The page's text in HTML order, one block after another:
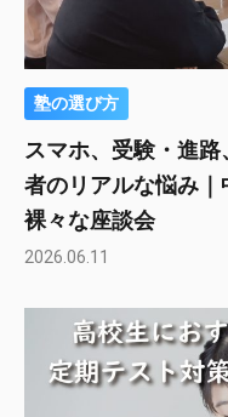
塾の選び方
スマホ、受験・進
者のリアルな悩み
裸々な座談会
2026.06.11